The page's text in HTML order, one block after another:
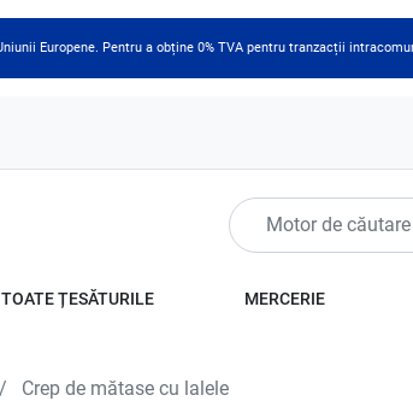
Europene. Pentru a obține 0% TVA pentru tranzacții
TOATE ȚESĂTURILE MERCERIE
Crep de mătase cu lalele